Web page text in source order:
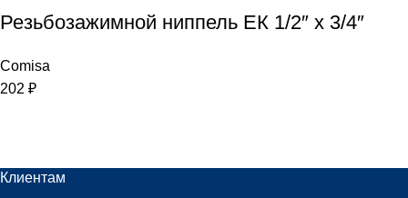
Резьбозажимной ниппель ЕК 1/2″ x 3/4″
Comisa
202 ₽
Клиентам